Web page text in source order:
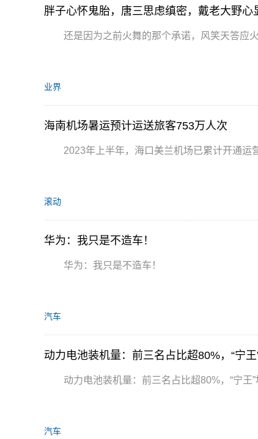
胖子心怀鬼胎，唐三思虑缜密，戴老大野心
还是因为之前火舞的那个承诺，风笑天答应
业界
海南机场暑运预计运送旅客753万人次
2023年上半年，海口美兰机场已累计开通运
滚动
华为：我只是不造车！
华为：我只是不造车！
汽车
动力电池装机量：前三名占比超80%，“宁王
动力电池装机量：前三名占比超80%，“宁王”
汽车